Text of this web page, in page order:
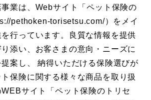
業は、Webサイト「ペット保険の
pethoken-torisetsu.com/）をメイ
行っています。良質な情報を提供
添い、お客さまの意向・ニーズに
案し、 納得いただける保険選びが
保険に関する様々な商品を取り扱
サイト「ペット保険のトリセ